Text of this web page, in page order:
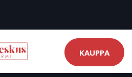
KAUPPA